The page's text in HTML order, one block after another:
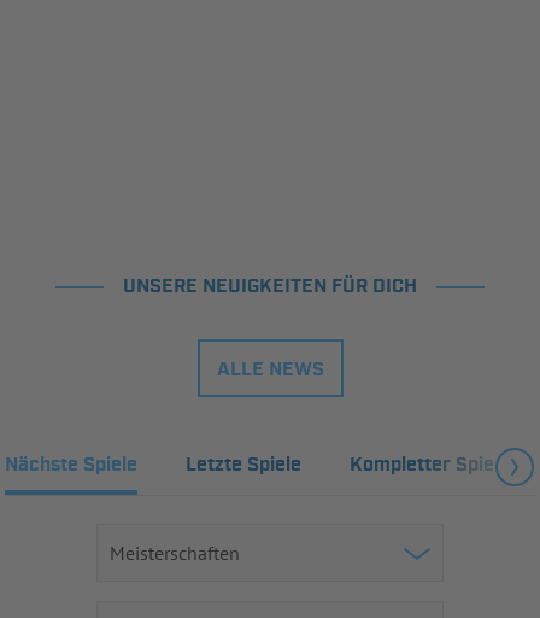
UNSERE NEUIGKEITEN FÜR DICH
ALLE NEWS
Nächste Spiele Letzte Spiele Kompletter Spielplan